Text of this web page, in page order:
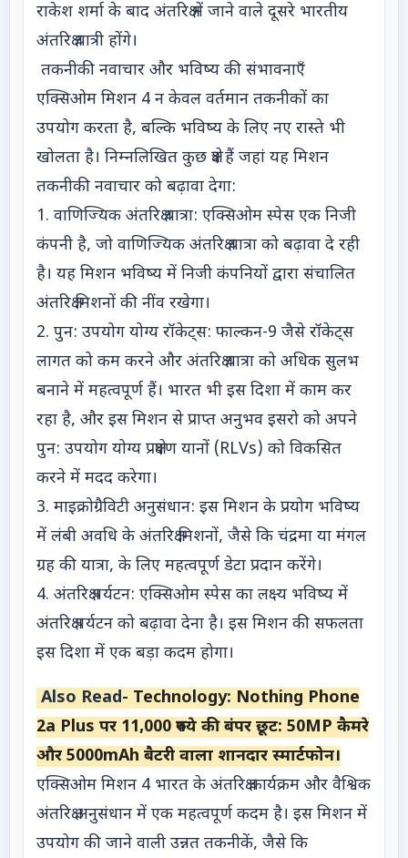
राकेश शर्मा के बाद अंतरिक्ष में जाने वाले दूसरे भारतीय
अंतरिक्ष यात्री होंगे।
तकनीकी नवाचार और भविष्य की संभावनाएँ
एक्सिओम मिशन 4 न केवल वर्तमान तकनीकों का
उपयोग करता है, बल्कि भविष्य के लिए नए रास्ते भी
खोलता है। निम्नलिखित कुछ क्षेत्र हैं जहां यह मिशन
तकनीकी नवाचार को बढ़ावा देगा:
1. वाणिज्यिक अंतरिक्ष यात्रा: एक्सिओम स्पेस एक निजी
कंपनी है, जो वाणिज्यिक अंतरिक्ष यात्रा को बढ़ावा दे रही
है। यह मिशन भविष्य में निजी कंपनियों द्वारा संचालित
अंतरिक्ष मिशनों की नींव रखेगा।
2. पुन: उपयोग योग्य रॉकेट्स: फाल्कन-9 जैसे रॉकेट्स
लागत को कम करने और अंतरिक्ष यात्रा को अधिक सुलभ
बनाने में महत्वपूर्ण हैं। भारत भी इस दिशा में काम कर
रहा है, और इस मिशन से प्राप्त अनुभव इसरो को अपने
पुन: उपयोग योग्य प्रक्षेपण यानों (RLVs) को विकसित
करने में मदद करेगा।
3. माइक्रोग्रैविटी अनुसंधान: इस मिशन के प्रयोग भविष्य
में लंबी अवधि के अंतरिक्ष मिशनों, जैसे कि चंद्रमा या मंगल
ग्रह की यात्रा, के लिए महत्वपूर्ण डेटा प्रदान करेंगे।
4. अंतरिक्ष पर्यटन: एक्सिओम स्पेस का लक्ष्य भविष्य में
अंतरिक्ष पर्यटन को बढ़ावा देना है। इस मिशन की सफलता
इस दिशा में एक बड़ा कदम होगा।
Also Read- Technology: Nothing Phone
2a Plus पर 11,000 रुपये की बंपर छूट: 50MP कैमरे
और 5000mAh बैटरी वाला शानदार स्मार्टफोन।
एक्सिओम मिशन 4 भारत के अंतरिक्ष कार्यक्रम और वैश्विक
अंतरिक्ष अनुसंधान में एक महत्वपूर्ण कदम है। इस मिशन में
उपयोग की जाने वाली उन्नत तकनीकें, जैसे कि